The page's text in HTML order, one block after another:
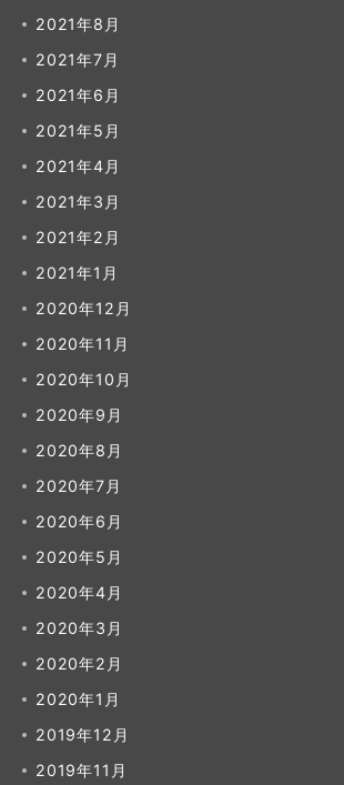
2021年8月
2021年7月
2021年6月
2021年5月
2021年4月
2021年3月
2021年2月
2021年1月
2020年12月
2020年11月
2020年10月
2020年9月
2020年8月
2020年7月
2020年6月
2020年5月
2020年4月
2020年3月
2020年2月
2020年1月
2019年12月
2019年11月